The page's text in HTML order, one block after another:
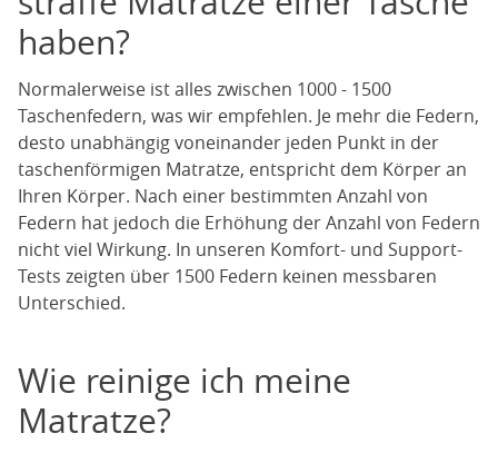
haben?
Normalerweise ist alles zwischen 1000 - 1500
Taschenfedern, was wir empfehlen. Je mehr die Federn,
desto unabhängig voneinander jeden Punkt in der
taschenförmigen Matratze, entspricht dem Körper an
Ihren Körper. Nach einer bestimmten Anzahl von
Federn hat jedoch die Erhöhung der Anzahl von Federn
nicht viel Wirkung. In unseren Komfort- und Support-
Tests zeigten über 1500 Federn keinen messbaren
Unterschied.
Wie reinige ich meine
Matratze?